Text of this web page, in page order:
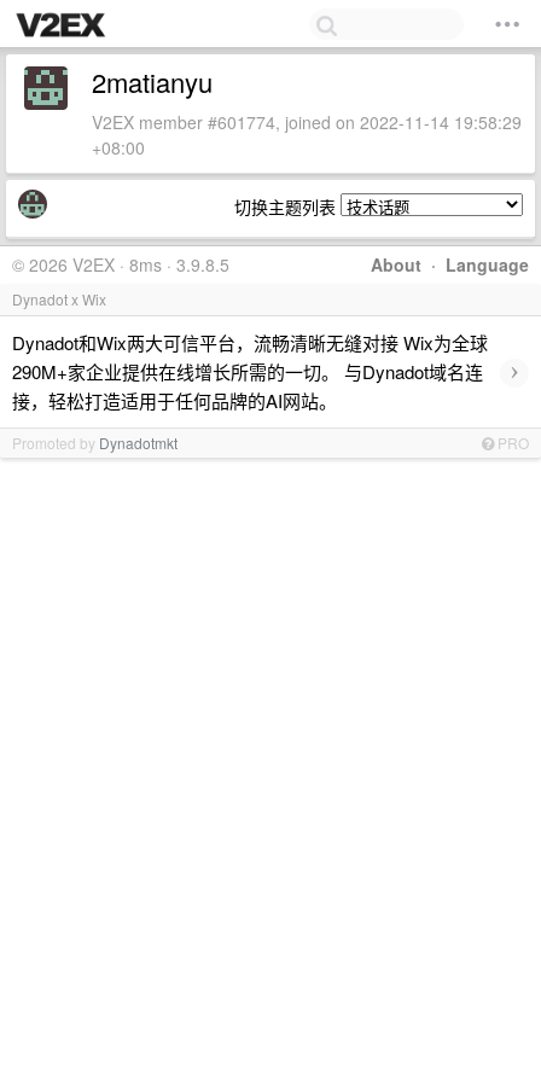
2matianyu
V2EX member #601774, joined on 2022-11-14 19:58:29
+08:00
切换主题列表
About · Language
© 2026 V2EX · 8ms · 3.9.8.5
Dynadot x Wix
Dynadot和Wix两大可信平台，流畅清晰无缝对接 Wix为全球
290M+家企业提供在线增长所需的一切。 与Dynadot域名连
接，轻松打造适用于任何品牌的AI网站。
›
Promoted by Dynadotmkt PRO